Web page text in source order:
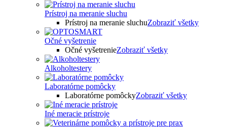
Prístroj na meranie sluchu
Prístroj na meranie sluchuZobraziť všetky
Očné vyšetrenie
Očné vyšetrenieZobraziť všetky
Alkoholtestery
Laboratórne pomôcky
Laboratórne pomôckyZobraziť všetky
Iné meracie prístroje